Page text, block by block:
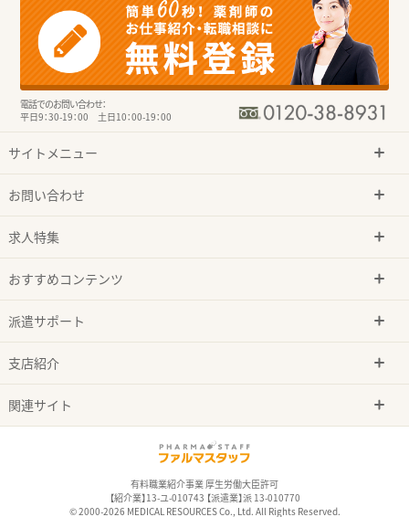
電話でのお問い合わせ：
平日9：30-19：00 土日10：00-19：00
サイトメニュー
お問い合わせ
求人特集
おすすめコンテンツ
派遣サポート
支店紹介
関連サイト
有料職業紹介事業 厚生労働大臣許可
【紹介業】13-ユ-010743 【派遣業】派 13-010770
© 2000-2026 MEDICAL RESOURCES Co., Ltd. All Rights Reserved.